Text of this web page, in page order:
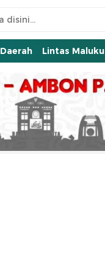
Daerah Lintas Maluku